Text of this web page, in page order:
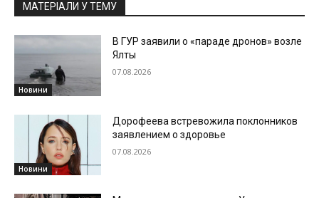
МАТЕРІАЛИ У ТЕМУ
Новини
В ГУР заявили о «параде дронов» возле
Ялты
07.08.2026
Новини
Дорофеева встревожила поклонников
заявлением о здоровье
07.08.2026